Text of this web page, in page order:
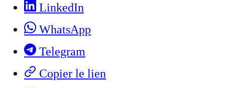
LinkedIn
WhatsApp
Telegram
Copier le lien